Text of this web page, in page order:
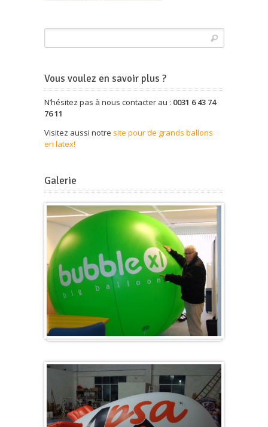
Vous voulez en savoir plus ?
N’hésitez pas à nous contacter au : 0031 6 43 74
76 11
Visitez aussi notre site pour de grands ballons
en latex!
Galerie